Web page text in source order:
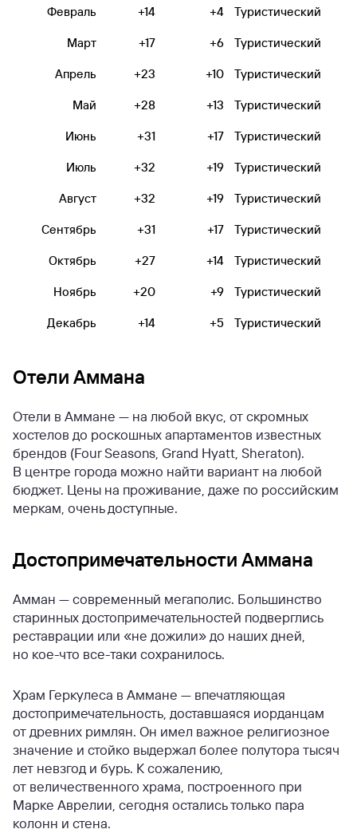
Февраль +14 +4 Туристический
Март +17 +6 Туристический
Апрель +23 +10 Туристический
Май +28 +13 Туристический
Июнь +31 +17 Туристический
Июль +32 +19 Туристический
Август +32 +19 Туристический
Сентябрь +31 +17 Туристический
Октябрь +27 +14 Туристический
Ноябрь +20 +9 Туристический
Декабрь +14 +5 Туристический
Отели Аммана
Отели в Аммане — на любой вкус, от скромных
хостелов до роскошных апартаментов известных
брендов (Four Seasons, Grand Hyatt, Sheraton).
В центре города можно найти вариант на любой
бюджет. Цены на проживание, даже по российским
меркам, очень доступные.
Достопримечательности Аммана
Амман — современный мегаполис. Большинство
старинных достопримечательностей подверглись
реставрации или «не дожили» до наших дней,
но кое-что все-таки сохранилось.
Храм Геркулеса в Аммане — впечатляющая
достопримечательность, доставшаяся иорданцам
от древних римлян. Он имел важное религиозное
значение и стойко выдержал более полутора тысяч
лет невзгод и бурь. К сожалению,
от величественного храма, построенного при
Марке Аврелии, сегодня остались только пара
колонн и стена.